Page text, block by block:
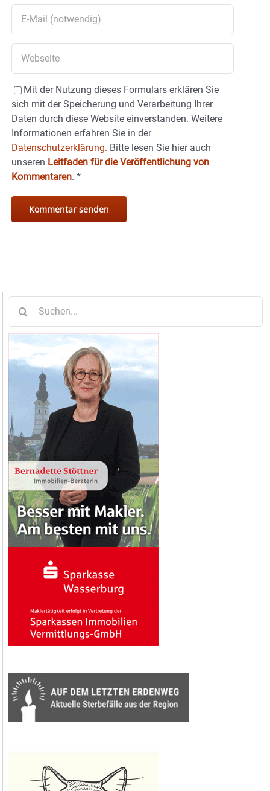
Mit der Nutzung dieses Formulars erklären Sie
sich mit der Speicherung und Verarbeitung Ihrer
Daten durch diese Website einverstanden. Weitere
Informationen erfahren Sie in der
Datenschutzerklärung. Bitte lesen Sie hier auch
unseren Leitfaden für die Veröffentlichung von
Kommentaren. *
nach: